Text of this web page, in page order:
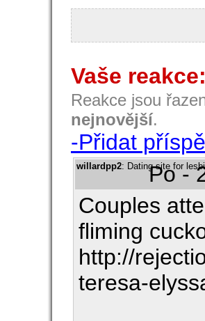
Vaše
Reakce jsou
nejnovější.
-Přidat
willardpp2: Dating site for
Po -
Couples
fliming
http://
teresa-